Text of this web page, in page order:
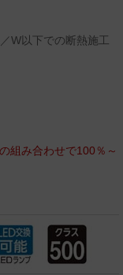
W以下での断熱施工
組み合わせで100％～